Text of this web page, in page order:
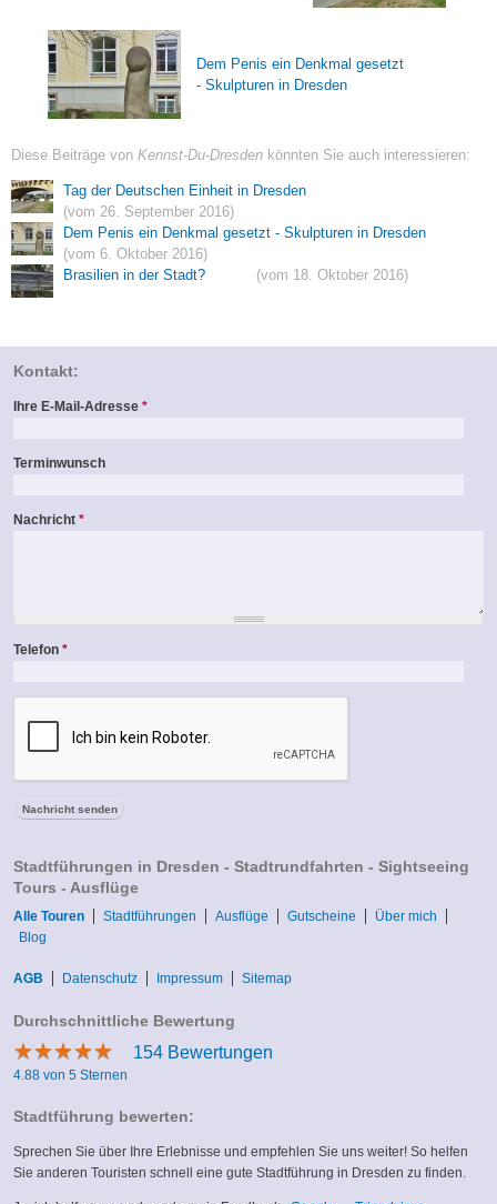
Dem Penis ein Denkmal gesetzt
- Skulpturen in Dresden
Diese Beiträge von Kennst-Du-Dresden könnten Sie auch interessieren:
Tag der Deutschen Einheit in Dresden
(vom 26. September 2016)
Dem Penis ein Denkmal gesetzt - Skulpturen in Dresden
(vom 6. Oktober 2016)
Brasilien in der Stadt?
(vom 18. Oktober 2016)
Kontakt:
Ihre E-Mail-Adresse*
Terminwunsch
Nachricht*
Telefon*
Stadtführungen in Dresden - Stadtrundfahrten - Sightseeing
Tours - Ausflüge
Alle Touren Stadtführungen Ausflüge Gutscheine
Über mich
Blog
AGB Datenschutz Impressum Sitemap
Durchschnittliche Bewertung
★★★★★
★★★★★ 154 Bewertungen
4.88 von 5 Sternen
Stadtführung bewerten:
Sprechen Sie über Ihre Erlebnisse und empfehlen Sie uns weiter! So helfen
Sie anderen Touristen schnell eine gute Stadtführung in Dresden zu finden.